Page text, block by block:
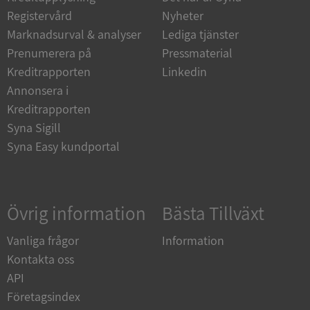
Registervård
Marknadsurval & analyser
Prenumerera på
Kreditrapporten
Annonsera i
Kreditrapporten
Syna Sigill
Syna Easy kundportal
Nyheter
Lediga tjänster
Pressmaterial
Linkedin
Övrig information
Vanliga frågor
Kontakta oss
API
Företagsindex
Bästa Tillväxt
Information
Oklassificerade
Strikt nödvändiga kakor tillåter
kärnwebbplatsfunktioner som användarinloggning
och kontohantering. Webbplatsen kan inte
användas ordentligt utan strikt nödvändiga cookies.
Namn
VISITOR_PRIVACY_METADATA
Privacy Policy